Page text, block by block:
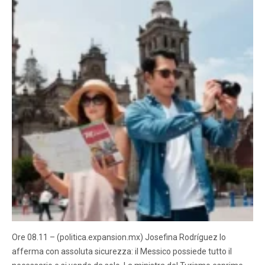
Ore 08.11 – (politica.expansion.mx) Josefina Rodríguez lo
afferma con assoluta sicurezza: il Messico possiede tutto il